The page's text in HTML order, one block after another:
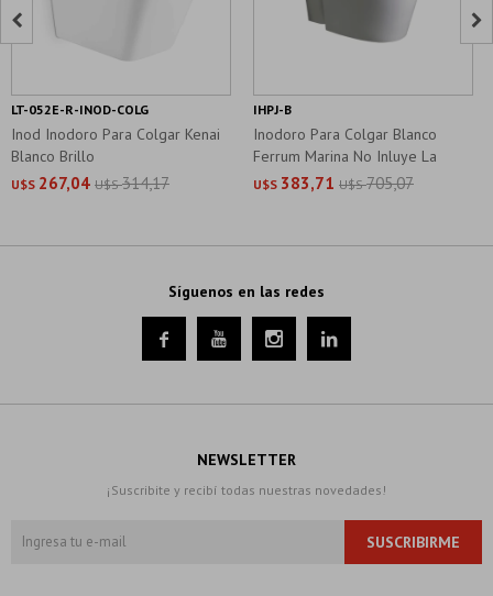
Inod Inodoro Para Colgar Kenai
Blanco Brillo
U$S 267,04 U$S 314,17
LT-052E-R-INOD-COLG
Inodoro Para Colgar Blanco
Ferrum Marina No Inluye La
Tapa
U$S 383,71 U$S 705,07
IHPJ-B
 
Síguenos en las redes
   
NEWSLETTER
¡Suscribite y recibí todas nuestras novedades!
SUSCRIBIRME